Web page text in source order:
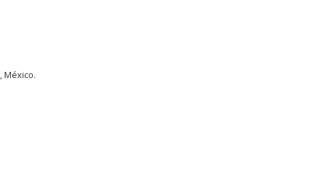
México.